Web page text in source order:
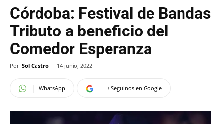
Córdoba: Festival de Bandas
Tributo a beneficio del
Comedor Esperanza
Por Sol Castro - 14 junio, 2022
WhatsApp + Seguinos en Google